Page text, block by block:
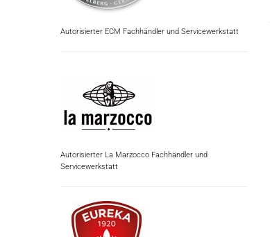
Autorisierter ECM Fachhändler und Servicewerkstatt
Autorisierter La Marzocco Fachhändler und
Servicewerkstatt